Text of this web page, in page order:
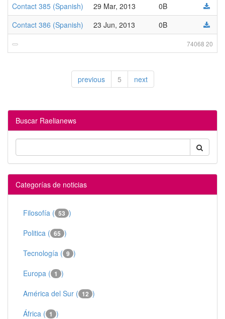
Contact 385 (Spanish)
29 Mar, 2013
0B
Contact 386 (Spanish)
23 Jun, 2013 0B
74068 20
previous 5 next
Buscar Raelianews
Categorías de noticias
Filosofía ( 53 )
Politica ( 65 )
Tecnología ( 9 )
Europa ( 1 )
América del Sur ( 12 )
África ( 1 )